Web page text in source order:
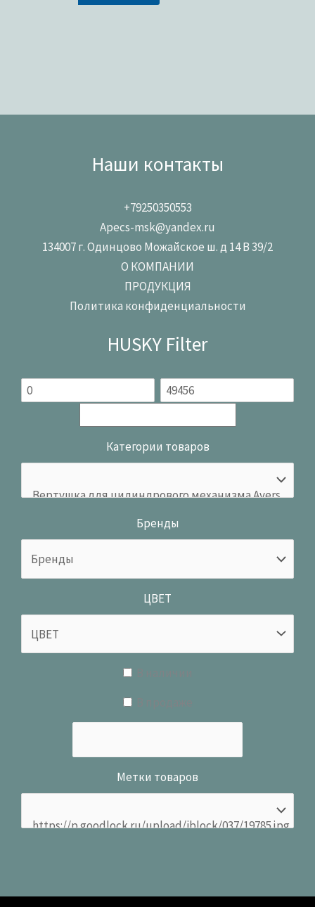
Наши контакты
+79250350553
Apecs-msk@yandex.ru
134007 г. Одинцово Можайское ш. д 14 В 39/2
О КОМПАНИИ
ПРОДУКЦИЯ
Политика конфиденциальности
HUSKY Filter
Категории товаров
Бренды
ЦВЕТ
Метки товаров